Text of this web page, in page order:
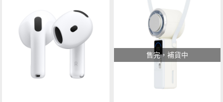
售完，補貨中